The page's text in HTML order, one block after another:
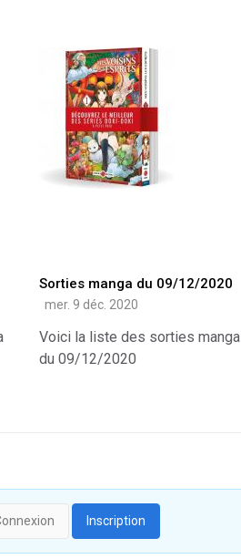
Sorties manga du 09/12/2020
mer. 9 déc. 2020
Voici la liste des sorties manga
du 09/12/2020
Inscription